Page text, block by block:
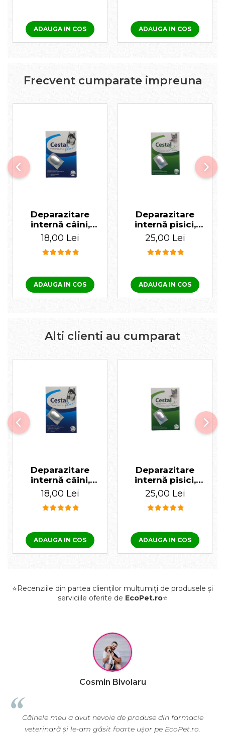
ADAUGA IN COS ADAUGA IN COS
Frecvent cumparate impreuna
Deparazitare
internă câini,
Cestal Plus 1
tabletă
18,00 Lei
ADAUGA IN COS
Deparazitare
internă pisici,
Cestal 1 tabletă
25,00 Lei
ADAUGA IN COS
Alti clienti au cumparat
Deparazitare
internă câini,
Cestal Plus 1
tabletă
18,00 Lei
ADAUGA IN COS
Deparazitare
internă pisici,
Cestal 1 tabletă
25,00 Lei
ADAUGA IN COS
⭐Recenziile din partea clienților mulțumiți de produsele și
serviciile oferite de EcoPet.ro⭐
Cosmin Bivolaru
Câinele meu a avut nevoie de produse din farmacie
veterinară și le-am găsit foarte ușor pe EcoPet.ro.